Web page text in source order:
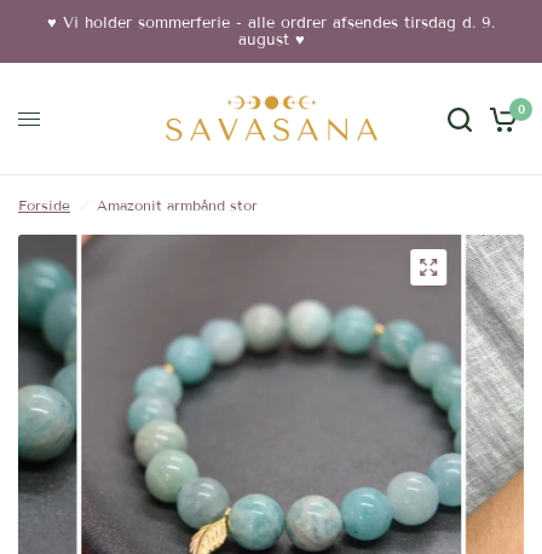
♥︎ Vi holder sommerferie - alle ordrer afsendes tirsdag d. 9.
august ♥︎
0
Forside Amazonit armbånd stor